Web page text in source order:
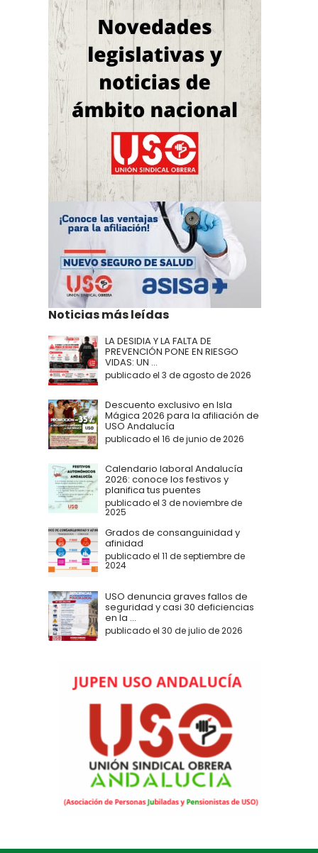
Noticias más leídas
LA DESIDIA Y LA FALTA DE
PREVENCIÓN PONE EN RIESGO
VIDAS: UN ...
publicado el 3 de agosto de 2026
Descuento exclusivo en Isla
Mágica 2026 para la afiliación de
USO Andalucía
publicado el 16 de junio de 2026
Calendario laboral Andalucía
2026: conoce los festivos y
planifica tus puentes
publicado el 3 de noviembre de
2025
Grados de consanguinidad y
afinidad
publicado el 11 de septiembre de
2024
USO denuncia graves fallos de
seguridad y casi 30 deficiencias
en la ...
publicado el 30 de julio de 2026